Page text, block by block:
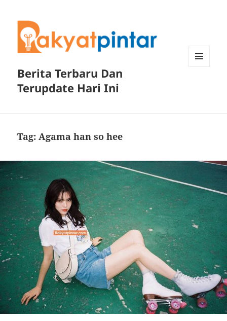
Berita Terbaru Dan
Terupdate Hari Ini
Tag:Agama han so hee